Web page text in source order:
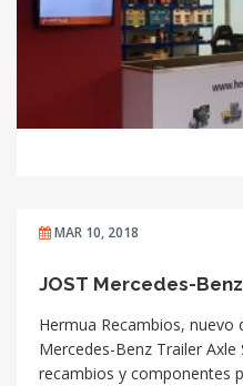
MAR 10, 2018
JOST Mercedes-
Hermua Recambios, nuevo
Mercedes-Benz Trailer
recambios y componentes